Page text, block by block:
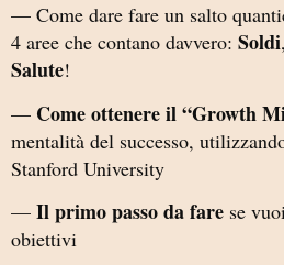
— Come dare fare un salto
4 aree che contano davvero: Soldi,
Salute!
— Come ottenere il “Growth
mentalità del successo,
Stanford University
— Il primo passo da fare se
obiettivi